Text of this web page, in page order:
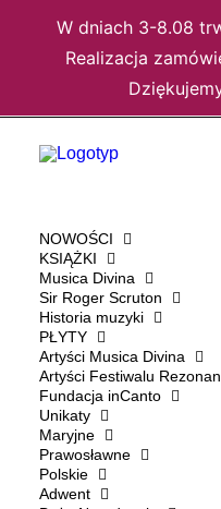
W dniach 3-8.08
Realizacja
NOWOŚCI
KSIĄŻKI
Musica Divina
Sir Roger Scruton
Historia muzyki
PŁYTY
Artyści Musica Divina
Artyści Festiwalu
Fundacja inCanto
Unikaty
Maryjne
Prawosławne
Polskie
Adwent
Strona główna Rozmaitości
JEZU,
MNIE
PAULINA